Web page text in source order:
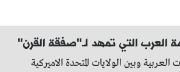
العرب التي تمهد لـ"صفقة القرن"
العربية وبين الولايات المتحدة الاميركية